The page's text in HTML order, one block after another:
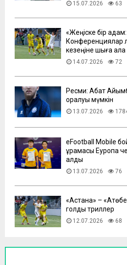
15.07.2026 63
«Жеңіске бір
Конференциялар
кезеңіне шыға ала
14.07.2026 72
Ресми: Абат
оралуы мүмкін
13.07.2026
eFootball Mobile
құрамасы Еуропа
алды
13.07.2026 76
​«Астана» –
голдық триллер
12.07.2026 68